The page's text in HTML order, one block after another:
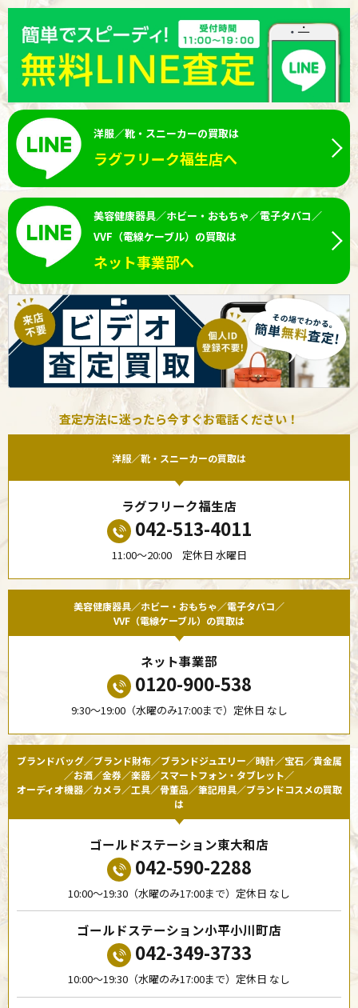
洋服／靴・スニーカーの買取は
ラグフリーク福生店へ
美容健康器具／ホビー・おもちゃ／電子タバコ／
VVF（電線ケーブル）の買取は
ネット事業部へ
査定方法に迷ったら今すぐお電話ください！
洋服／靴・スニーカーの買取は
ラグフリーク福生店
042-513-4011
11:00〜20:00 定休日 水曜日
美容健康器具／ホビー・おもちゃ／電子タバコ／
VVF（電線ケーブル）の買取は
ネット事業部
0120-900-538
9:30〜19:00（水曜のみ17:00まで）定休日 なし
ブランドバッグ／ブランド財布／ブランドジュエリー／時計／宝石／貴金属
／お酒／金券／楽器／スマートフォン・タブレット／
オーディオ機器／カメラ／工具／骨董品／筆記用具／ブランドコスメの買取
は
ゴールドステーション東大和店
042-590-2288
10:00〜19:30（水曜のみ17:00まで）定休日 なし
ゴールドステーション小平小川町店
042-349-3733
10:00〜19:30（水曜のみ17:00まで）定休日 なし